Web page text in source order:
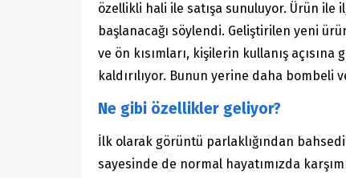
özellikli hali ile satışa sunuluyor. Ürün ile
başlanacağı söylendi. Geliştirilen yeni
ve ön kısımları, kişilerin kullanış
kaldırılıyor. Bunun yerine daha bombeli
Ne gibi özellikler geliyor?
İlk olarak görüntü parlaklığından
sayesinde de normal hayatımızda